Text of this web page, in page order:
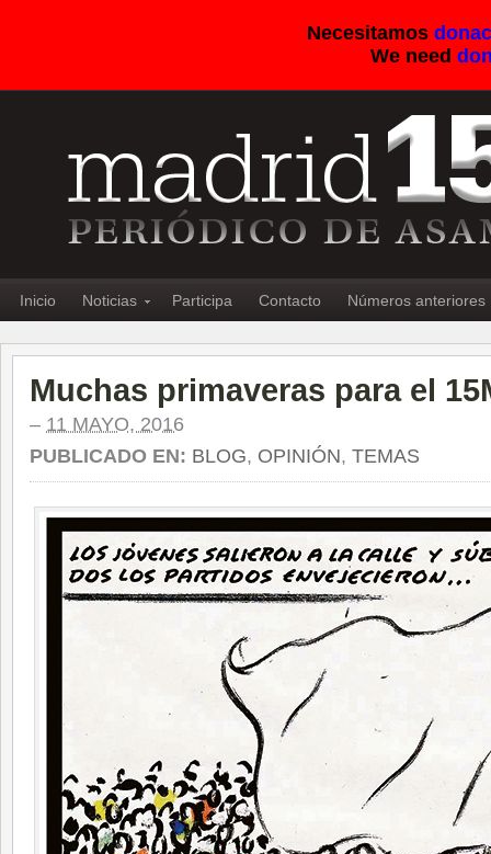
Necesitamos
We need
Inicio Noticias Participa Contacto Números anteriores
Muchas primaveras para el
– 11 MAYO, 2016
PUBLICADO EN: BLOG, OPINIÓN, TEMAS